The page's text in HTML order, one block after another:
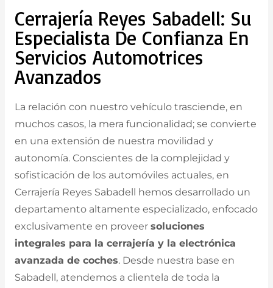
Cerrajería Reyes Sabadell: Su
Especialista De Confianza En
Servicios Automotrices
Avanzados
La relación con nuestro vehículo trasciende, en
muchos casos, la mera funcionalidad; se convierte
en una extensión de nuestra movilidad y
autonomía. Conscientes de la complejidad y
sofisticación de los automóviles actuales, en
Cerrajería Reyes Sabadell hemos desarrollado un
departamento altamente especializado, enfocado
exclusivamente en proveer soluciones
integrales para la cerrajería y la electrónica
avanzada de coches. Desde nuestra base en
Sabadell, atendemos a clientela de toda la